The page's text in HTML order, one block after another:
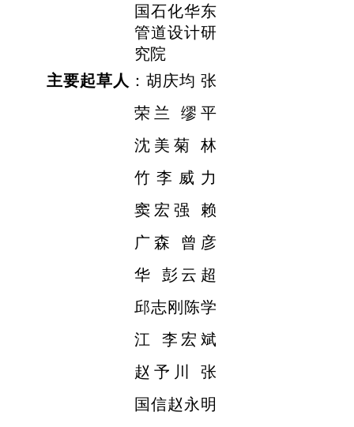
国石化华东
管道设计研
究院
主要起草人 ：胡庆均 张
荣兰 缪平
沈美菊 林
竹 李威力
窦宏强 赖
广森 曾彦
华 彭云超
邱志刚陈学
江 李宏斌
赵予川 张
国信赵永明